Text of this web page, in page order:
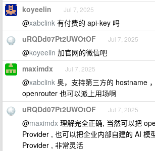
koyeelin Jul 7, 2025
@xabclink 有付费的 api-key 吗
uRQDd07Pt2UWOtOF Jul 7, 2025
@koyeelin 加官网的微信吧
maximdx Jul 7, 2025
@xabclink 奥，支持第三方的 hostname
openrouter 也可以派上用场啊
uRQDd07Pt2UWOtOF Jul 7, 2025
@maximdx 理解完全正确, 当然可以把
Provider , 也可以把企业内部自建的 AI 模
Provider , 非常灵活